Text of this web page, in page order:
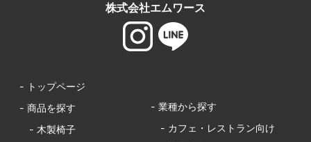
株式会社エムワース
- トップページ
- 商品を探す
- 木製椅子
- 業種から探す
- カフェ・レストラン向け